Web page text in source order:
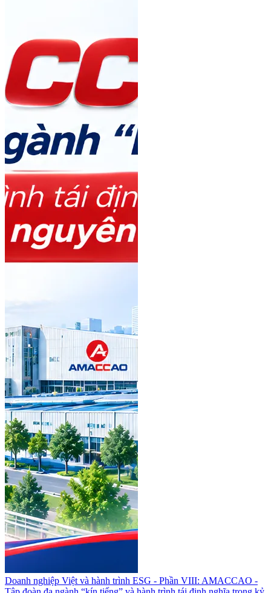
Doanh nghiệp Việt và hành trình ESG - Phần VIII: AMACCAO -